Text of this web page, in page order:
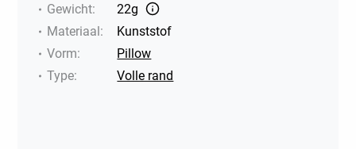
Gewicht:
22g
Materiaal:
Kunststof
Vorm:
Pillow
Type: Volle rand